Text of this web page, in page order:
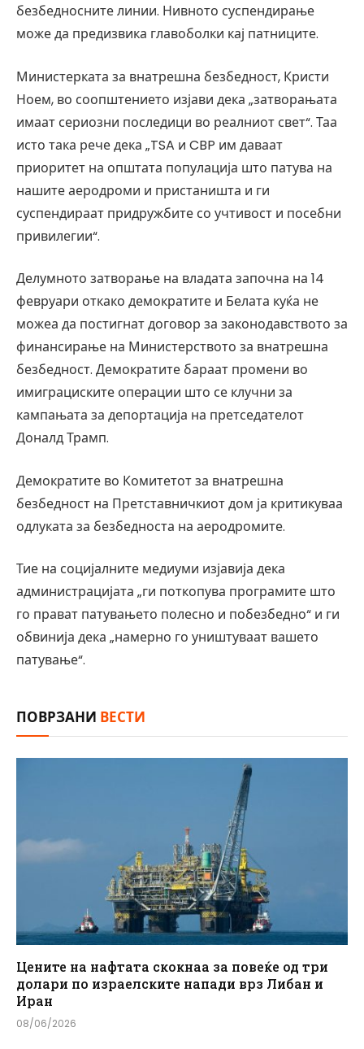
безбедносните линии. Нивното суспендирање
може да предизвика главоболки кај патниците.
Министерката за внатрешна безбедност, Кристи
Ноем, во соопштението изјави дека „затворањата
имаат сериозни последици во реалниот свет“. Таа
исто така рече дека „TSA и CBP им даваат
приоритет на општата популација што патува на
нашите аеродроми и пристаништа и ги
суспендираат придружбите со учтивост и посебни
привилегии“.
Делумното затворање на владата започна на 14
февруари откако демократите и Белата куќа не
можеа да постигнат договор за законодавството за
финансирање на Министерството за внатрешна
безбедност. Демократите бараат промени во
имиграциските операции што се клучни за
кампањата за депортација на претседателот
Доналд Трамп.
Демократите во Комитетот за внатрешна
безбедност на Претставничкиот дом ја критикуваа
одлуката за безбедноста на аеродромите.
Тие на социјалните медиуми изјавија дека
администрацијата „ги поткопува програмите што
го прават патувањето полесно и побезбедно“ и ги
обвинија дека „намерно го уништуваат вашето
патување“.
ПОВРЗАНИ ВЕСТИ
Цените на нафтата скокнаа за повеќе од три
долари по израелските напади врз Либан и
Иран
08/06/2026